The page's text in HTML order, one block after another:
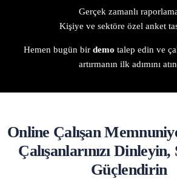
Gerçek zamanlı
Kişiye ve sektöre özel anket
Hemen bugün bir demo talep edin ve
artırmanın ilk adımını
Online Çalışan
Çalışanlarınızı
Güçlendirin